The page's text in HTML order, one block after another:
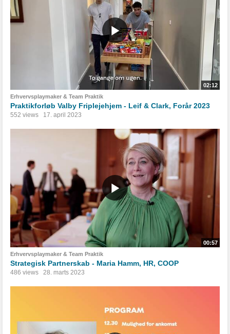
02:12
Erhvervsplaymaker & Team Praktik
Praktikforløb Valby Friplejehjem - Leif & Clark, Forår 2023
552 views 17. april 2023
00:57
Erhvervsplaymaker & Team Praktik
Strategisk Partnerskab - Maria Hamm, HR, COOP
486 views 28. marts 2023